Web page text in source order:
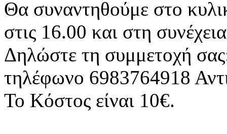
Θα συναντηθούμε στο
στις 16.00 και στη
Δηλώστε τη συμμετοχή
τηλέφωνο 6983764918
Το Κόστος είναι 10€.